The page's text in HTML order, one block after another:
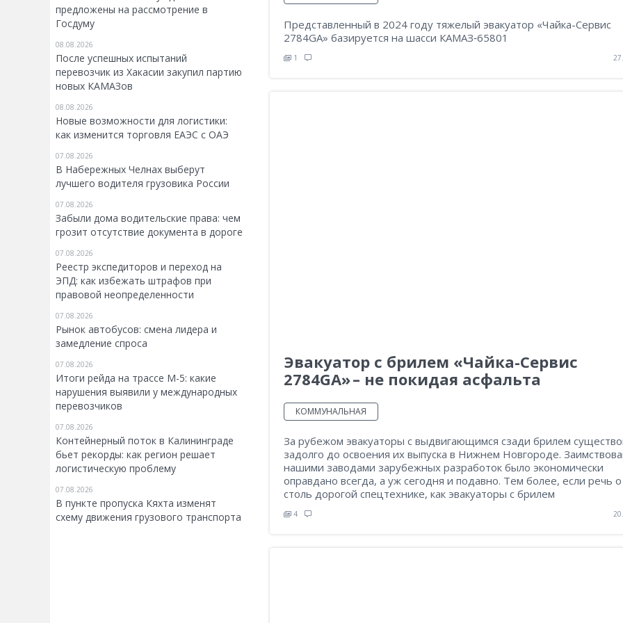
предложены на рассмотрение в
Госдуму
08.08.2026
После успешных испытаний
перевозчик из Хакасии закупил партию
новых КАМАЗов
08.08.2026
Новые возможности для логистики:
как изменится торговля ЕАЭС с ОАЭ
07.08.2026
В Набережных Челнах выберут
лучшего водителя грузовика России
07.08.2026
Забыли дома водительские права: чем
грозит отсутствие документа в дороге
07.08.2026
Реестр экспедиторов и переход на
ЭПД: как избежать штрафов при
правовой неопределенности
07.08.2026
Рынок автобусов: смена лидера и
замедление спроса
07.08.2026
Итоги рейда на трассе М-5: какие
нарушения выявили у международных
перевозчиков
07.08.2026
Контейнерный поток в Калининграде
бьет рекорды: как регион решает
логистическую проблему
07.08.2026
В пункте пропуска Кяхта изменят
схему движения грузового транспорта
Представленный в 2024 году тяжелый эвакуатор «Чайка-Сервис
2784GA» базируется на шасси КАМАЗ‑65801
1
Эвакуатор с брилем «Чайка-Сервис
2784GA» – не покидая асфальта
КОММУНАЛЬНАЯ
За рубежом эвакуаторы с выдвигающимся сзади брилем
задолго до освоения их выпуска в Нижнем Новгороде.
нашими заводами зарубежных разработок было экономически
оправдано всегда, а уж сегодня и подавно. Тем более, если речь о
столь дорогой спецтехнике, как эвакуаторы с брилем
4